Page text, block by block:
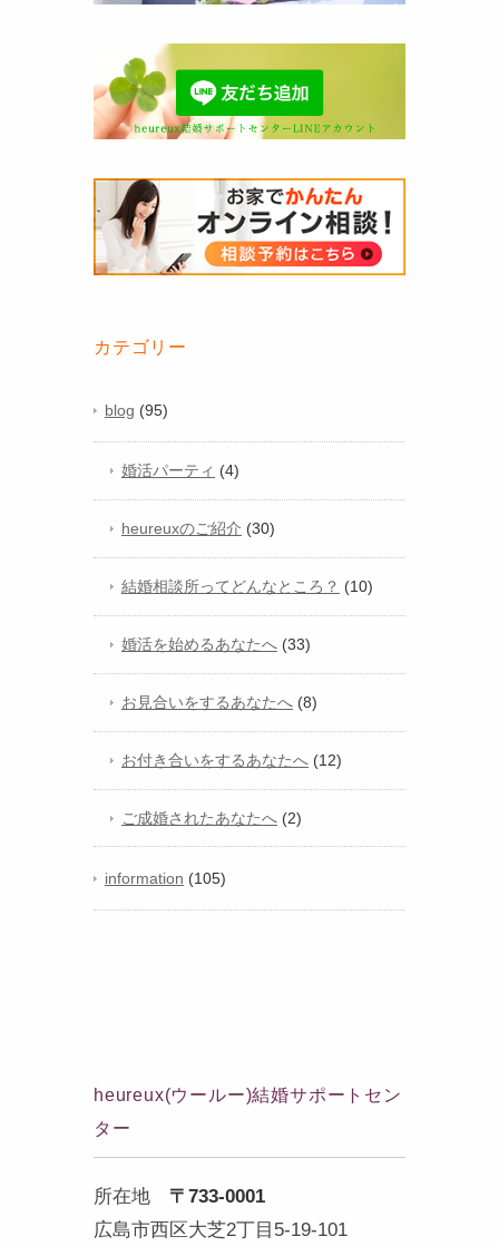
カテゴリー
blog (95)
婚活パーティ (4)
heureuxのご紹介 (30)
結婚相談所ってどんなところ？ (10)
婚活を始めるあなたへ (33)
お見合いをするあなたへ (8)
お付き合いをするあなたへ (12)
ご成婚されたあなたへ (2)
information (105)
heureux(ウールー)結婚サポートセン
ター
所在地 〒733-0001
広島市西区大芝2丁目5-19-101